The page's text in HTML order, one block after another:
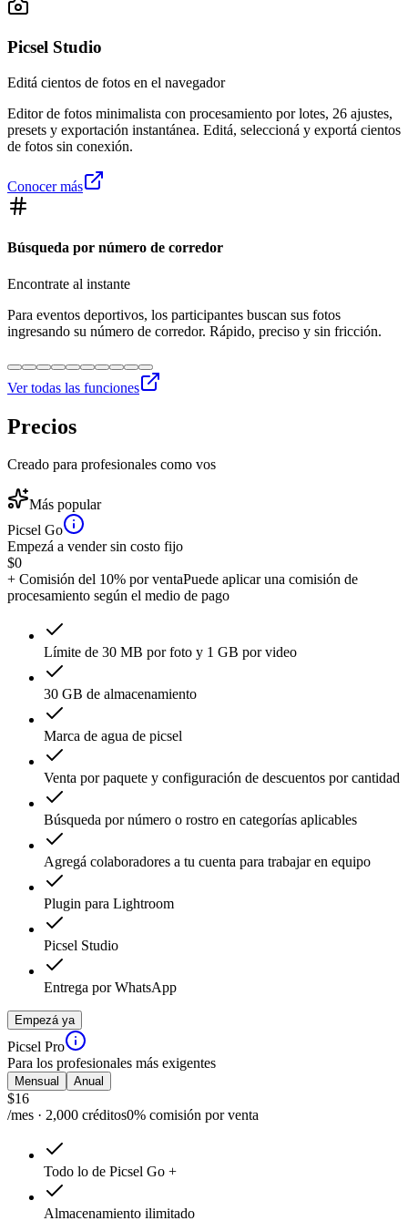
Picsel Studio
Editá cientos de fotos en el navegador
Editor de fotos minimalista con procesamiento por lotes, 26 ajustes,
presets y exportación instantánea. Editá, seleccioná y exportá cientos
de fotos sin conexión.
Conocer más
Búsqueda por número de corredor
Encontrate al instante
Para eventos deportivos, los participantes buscan sus fotos
ingresando su número de corredor. Rápido, preciso y sin fricción.
Ver todas las funciones
Precios
Creado para profesionales como vos
Más popular
Picsel Go
Empezá a vender sin costo fijo
$0
+ Comisión del 10% por ventaPuede aplicar una comisión de
procesamiento según el medio de pago
Límite de 30 MB por foto y 1 GB por video
30 GB de almacenamiento
Marca de agua de picsel
Venta por paquete y configuración de descuentos por cantidad
Búsqueda por número o rostro en categorías aplicables
Agregá colaboradores a tu cuenta para trabajar en equipo
Plugin para Lightroom
Picsel Studio
Entrega por WhatsApp
Empezá ya
Picsel Pro
Para los profesionales más exigentes
Mensual Anual
$16
/mes · 2,000 créditos0% comisión por venta
Todo lo de Picsel Go +
Almacenamiento ilimitado